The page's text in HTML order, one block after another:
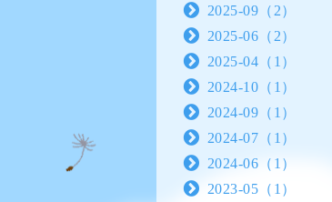
2025-09（2）
2025-06（2）
2025-04（1）
2024-10（1）
2024-09（1）
2024-07（1）
2024-06（1）
2023-05（1）